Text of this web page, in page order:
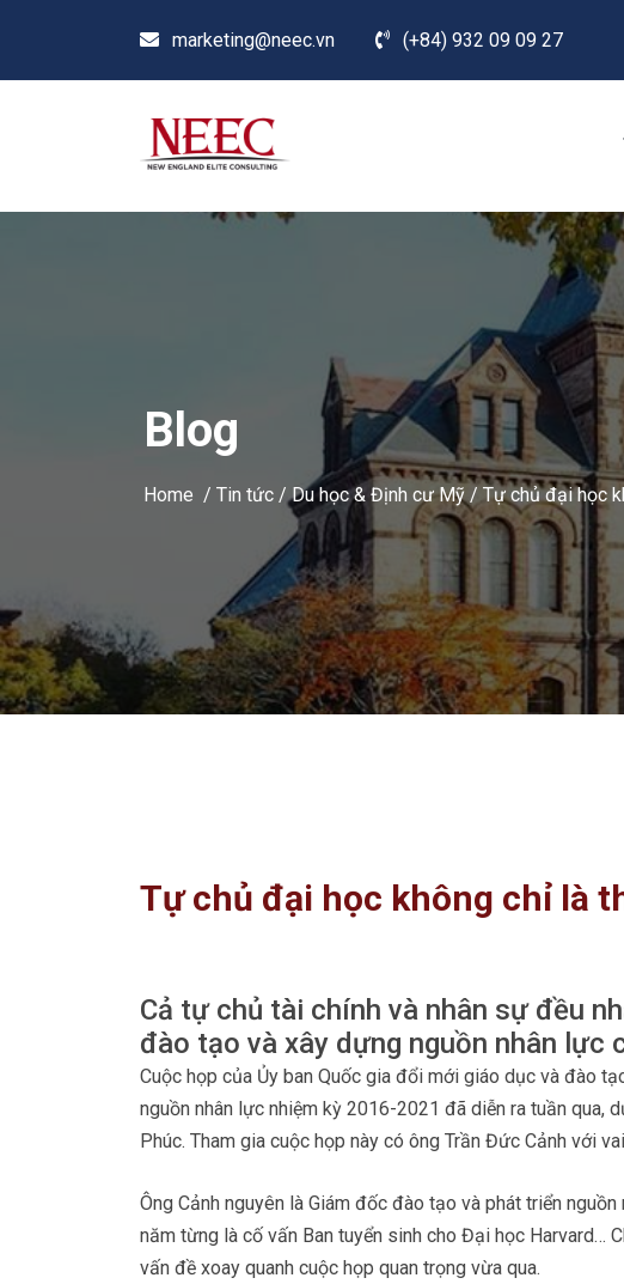
marketing@neec.vn (+84) 932 09 09 27
Blog
Home / Tin tức/Du học & Định cư Mỹ/ Tự chủ đại học
Tự chủ đại học không chỉ là
Cả tự chủ tài chính và nhân sự đều
đào tạo và xây dựng nguồn nhân lực
Cuộc họp của Ủy ban Quốc gia đổi mới giáo dục và đào
nguồn nhân lực nhiệm kỳ 2016-2021 đã diễn ra tuần qua,
Phúc. Tham gia cuộc họp này có ông Trần Đức Cảnh với
Ông Cảnh nguyên là Giám đốc đào tạo và phát triển
năm từng là cố vấn Ban tuyển sinh cho Đại học Harvard…
vấn đề xoay quanh cuộc họp quan trọng vừa qua.